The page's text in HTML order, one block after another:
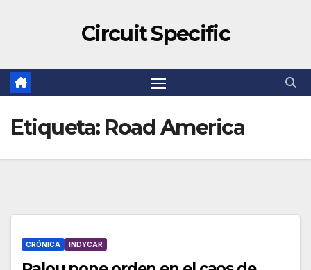
Circuit Specific
Etiqueta: Road America
CRÓNICA INDYCAR